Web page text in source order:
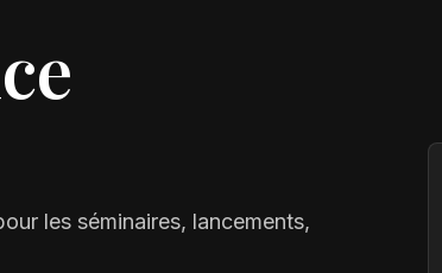
les séminaires, lancements,